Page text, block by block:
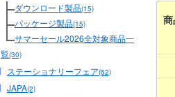
ダウンロード製品(15)
パッケージ製品(15)
サマーセール2026全対象商品一
覧(30)
ステーショナリーフェア(52)
JAPA(2)